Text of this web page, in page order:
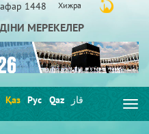
1448 Хижра
МЕРЕКЕЛЕР
Қаз Рус Qaz قاز